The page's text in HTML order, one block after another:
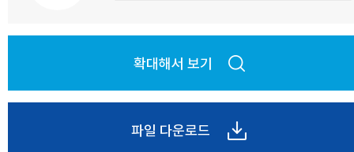
확대해서 보기
파일 다운로드